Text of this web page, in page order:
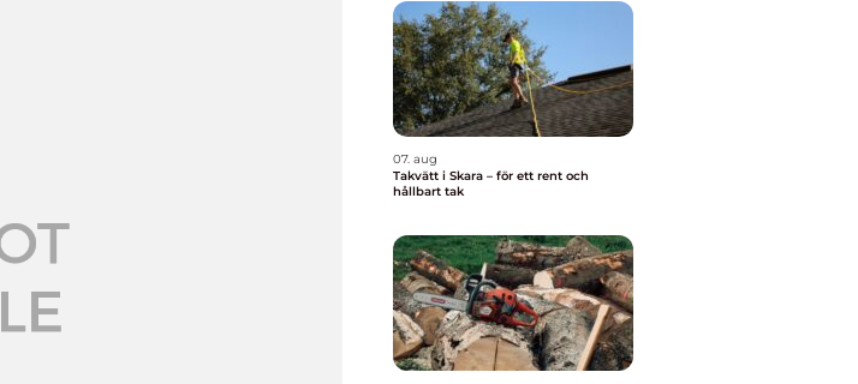
07. aug
Takvätt i Skara – för ett rent och
hållbart tak